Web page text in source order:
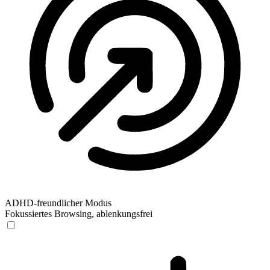
ADHD-freundlicher Modus
Fokussiertes Browsing, ablenkungsfrei